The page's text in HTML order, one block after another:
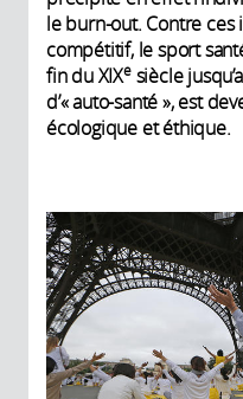
le burn-out. Contre
compétitif, le sport
fin du XIXesiècle
d’« auto-santé », est
écologique et éthique.